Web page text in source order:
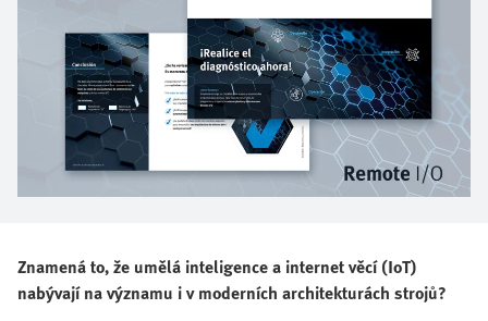
Znamená to, že umělá inteligence a internet věcí (IoT)
nabývají na významu i v moderních architekturách strojů?